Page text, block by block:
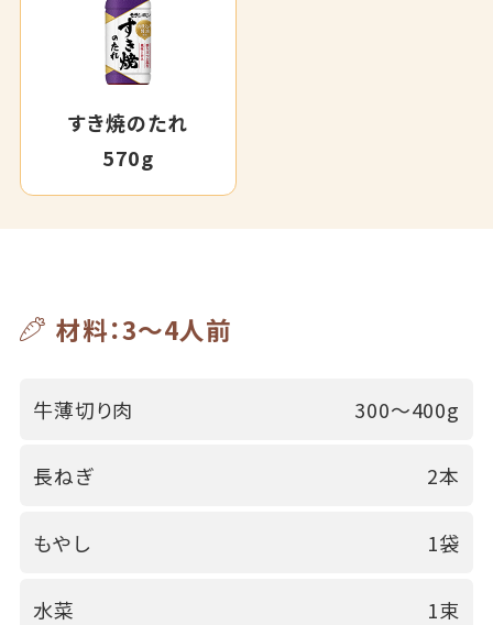
すき焼のたれ
570g
材料：3～4人前
牛薄切り肉 300～400g
長ねぎ 2本
もやし 1袋
水菜 1束